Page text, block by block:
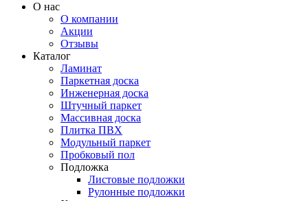
О нас
О компании
Акции
Отзывы
Каталог
Ламинат
Паркетная доска
Инженерная доска
Штучный паркет
Массивная доска
Плитка ПВХ
Модульный паркет
Пробковый пол
Подложка
Листовые подложки
Рулонные подложки